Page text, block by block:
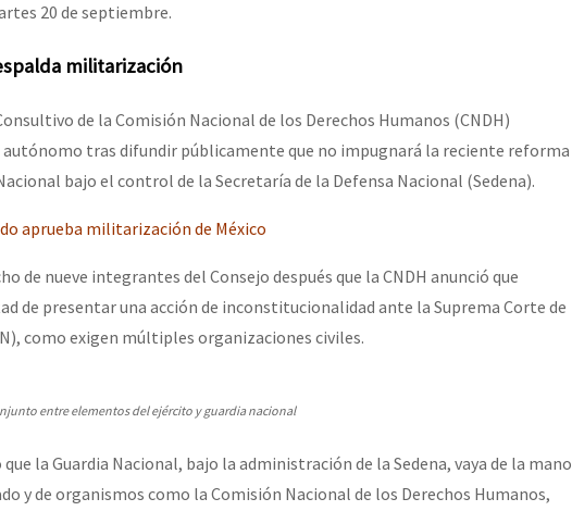
20 de septiembre.
militarización
de la Comisión Nacional de los Derechos Humanos (CNDH)
tras difundir públicamente que no impugnará la reciente reforma
bajo el control de la Secretaría de la Defensa Nacional (Sedena).
aprueba militarización de México
de nueve integrantes del Consejo después que la CNDH anunció que
de presentar una acción de inconstitucionalidad ante la Suprema Corte de
como exigen múltiples organizaciones civiles.
entre elementos del ejército y guardia nacional
que la Guardia Nacional, bajo la administración de la Sedena, vaya de la mano
y de organismos como la Comisión Nacional de los Derechos Humanos,